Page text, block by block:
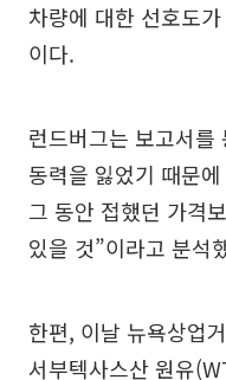
차량에 대한 선호도
이다.
런드버그는 보고서를
동력을 잃었기 때문
그 동안 접했던 가격
있을 것”이라고 분석
한편, 이날 뉴욕상업
서부텍사스산 원유